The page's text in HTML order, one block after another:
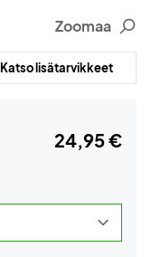
Zoomaa
Katso lisätarvikkeet
24,95 €